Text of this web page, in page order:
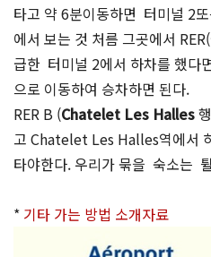
타고 약 6분이동하면 터미널 2
에서 보는 것 처름 그곳에서
급한 터미널 2에서 하차를 했다
으로 이동하여 승차하면 된다.
RER B (Chatelet Les Halles
고 Chatelet Les Halles역에서
타야한다. 우리가 묶을 숙소는
* 기타 가는 방법 소개자료